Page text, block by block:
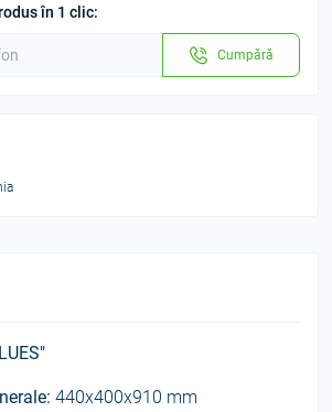
în 1 clic:
Cumpără
440x400x910 mm